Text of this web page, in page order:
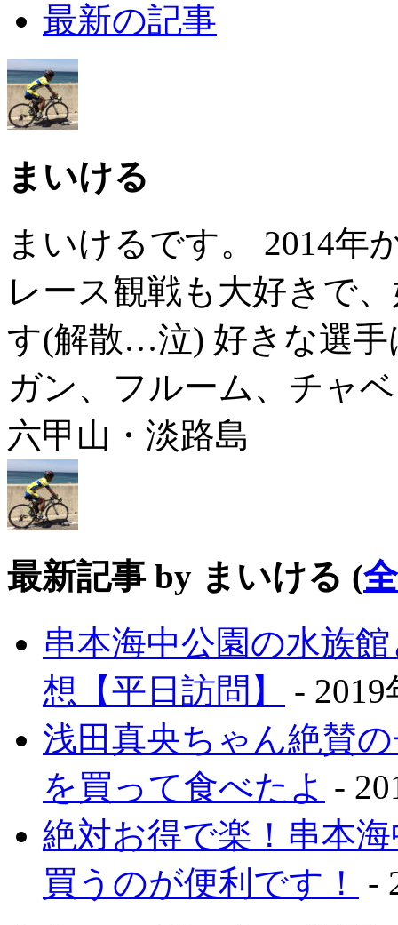
最新の記事
まいける
まいけるです。 2014年
レース観戦も大好きで
す(解散…泣) 好きな選
ガン、フルーム、チャ
六甲山・淡路島
最新記事 by まいける (
串本海中公園の水族
想【平日訪問】
- 2019
浅田真央ちゃん絶賛
を買って食べたよ -
絶対お得で楽！串本
買うのが便利です！
-